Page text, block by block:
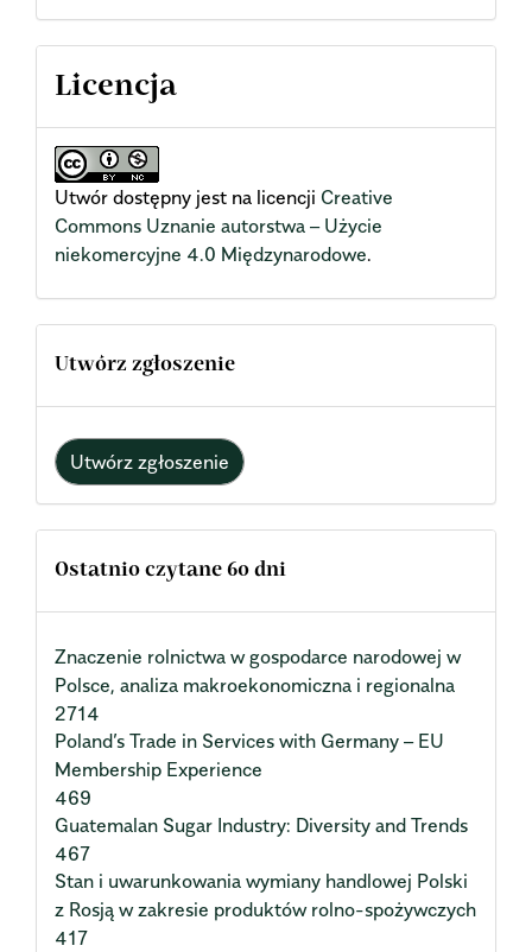
Licencja
Utwór dostępny jest na licencji Creative
Commons Uznanie autorstwa – Użycie
niekomercyjne 4.0 Międzynarodowe.
Utwórz zgłoszenie
Utwórz zgłoszenie
Ostatnio czytane 60 dni
Znaczenie rolnictwa w gospodarce narodowej w
Polsce, analiza makroekonomiczna i regionalna
2714
Poland’s Trade in Services with Germany – EU
Membership Experience
469
Guatemalan Sugar Industry: Diversity and Trends
467
Stan i uwarunkowania wymiany handlowej Polski
z Rosją w zakresie produktów rolno-spożywczych
417